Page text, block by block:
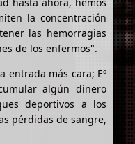
la concentración
las hemorragias
de los enfermos".
entrada más cara; Eº
algún dinero
deportivos a los
pérdidas de sangre,